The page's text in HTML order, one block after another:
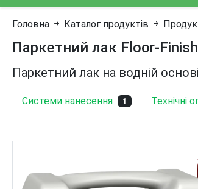
Головна Каталог продуктів
Паркетний лак Floor-Finish
Паркетний лак на водній
Системи нанесення 1 Технічні